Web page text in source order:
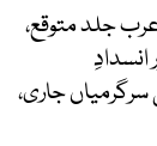
جلد متوقع،
جاری،